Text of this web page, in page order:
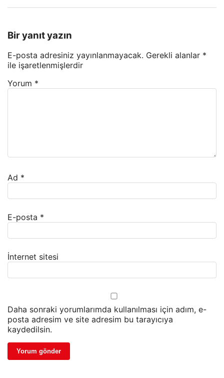
Bir yanıt yazın
E-posta adresiniz yayınlanmayacak. Gerekli alanlar *
ile işaretlenmişlerdir
Yorum *
Ad *
E-posta *
İnternet sitesi
Daha sonraki yorumlarımda kullanılması için adım, e-
posta adresim ve site adresim bu tarayıcıya
kaydedilsin.